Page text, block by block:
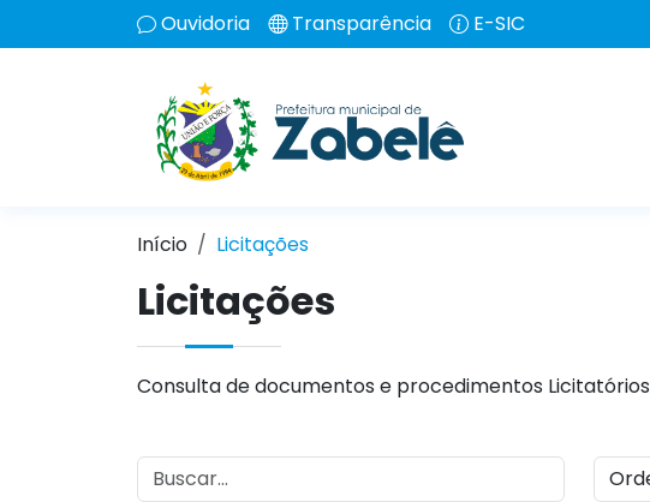
Ouvidoria Transparência E-SIC
Início Licitações
Licitações
Consulta de documentos e procedimentos Licitatórios